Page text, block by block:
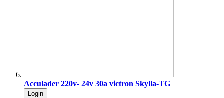
Acculader 220v- 24v 30a victron Skylla-TG
Login